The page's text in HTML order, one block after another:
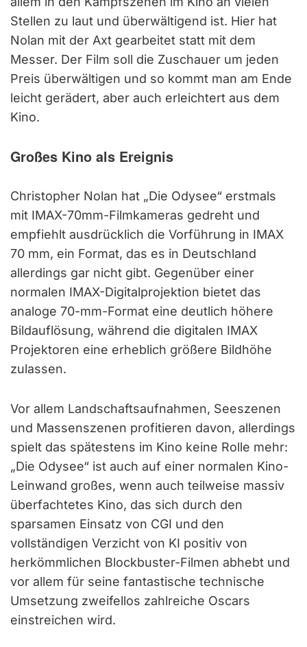
Stellen zu laut und überwältigend ist. Hier hat
Nolan mit der Axt gearbeitet statt mit dem
Messer. Der Film soll die Zuschauer um jeden
Preis überwältigen und so kommt man am Ende
leicht gerädert, aber auch erleichtert aus dem
Kino.
Großes Kino als Ereignis
Christopher Nolan hat „Die Odysee“ erstmals
mit IMAX-70mm-Filmkameras gedreht und
empfiehlt ausdrücklich die Vorführung in IMAX
70 mm, ein Format, das es in Deutschland
allerdings gar nicht gibt. Gegenüber einer
normalen IMAX-Digitalprojektion bietet das
analoge 70-mm-Format eine deutlich höhere
Bildauflösung, während die digitalen IMAX
Projektoren eine erheblich größere Bildhöhe
zulassen.
Vor allem Landschaftsaufnahmen, Seeszenen
und Massenszenen profitieren davon, allerdings
spielt das spätestens im Kino keine Rolle mehr:
„Die Odysee“ ist auch auf einer normalen Kino-
Leinwand großes, wenn auch teilweise massiv
überfachtetes Kino, das sich durch den
sparsamen Einsatz von CGI und den
vollständigen Verzicht von KI positiv von
herkömmlichen Blockbuster-Filmen abhebt und
vor allem für seine fantastische technische
Umsetzung zweifellos zahlreiche Oscars
einstreichen wird.